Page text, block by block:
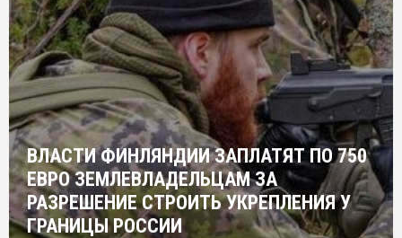
ВЛАСТИ ФИНЛЯНДИИ ЗАПЛАТЯТ ПО 750
ЕВРО ЗЕМЛЕВЛАДЕЛЬЦАМ ЗА
РАЗРЕШЕНИЕ СТРОИТЬ УКРЕПЛЕНИЯ У
ГРАНИЦЫ РОССИИ